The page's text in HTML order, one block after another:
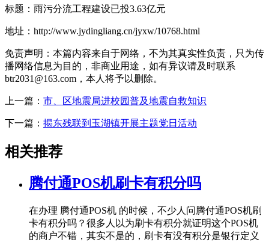
标题：雨污分流工程建设已投3.63亿元
地址：http://www.jydingliang.cn/jyxw/10768.html
免责声明：本篇内容来自于网络，不为其真实性负责，只为传
播网络信息为目的，非商业用途，如有异议请及时联系
btr2031@163.com，本人将予以删除。
上一篇： 市、区地震局进校园普及地震自救知识
下一篇： 揭东残联到玉湖镇开展主题党日活动
相关推荐
腾付通POS机刷卡有积分吗
在办理 腾付通POS机 的时候，不少人问腾付通POS机刷
卡有积分吗？很多人以为刷卡有积分就证明这个POS机
的商户不错，其实不是的，刷卡有没有积分是银行定义